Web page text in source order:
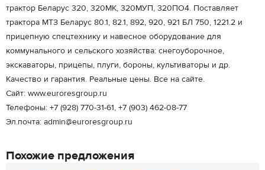
трактор Беларус 320, 320МК, 320МУП, 320ПО4. Поставляет
трактора МТЗ Беларус 80.1, 82.1, 892, 920, 921 БЛ 750, 1221.2 и
прицепную спецтехнику и навесное оборудование для
коммунального и сельского хозяйства: снегоуборочное,
экскаваторы, прицепы, плуги, бороны, культиваторы и др.
Качество и гарантия. Реальные цены. Все на сайте.
Сайт: www.euroresgroup.ru
Телефоны: +7 (928) 770-31-61, +7 (903) 462-08-77
Эл.почта: admin@euroresgroup.ru
Похожие предложения